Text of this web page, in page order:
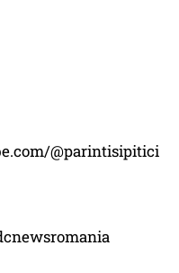
@parintisipitici